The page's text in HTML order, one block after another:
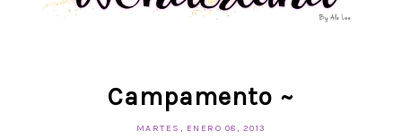
Campamento ~
MARTES, ENERO 08, 2013